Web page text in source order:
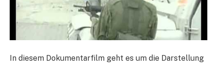
In diesem Dokumentarfilm geht es um die Darstellung